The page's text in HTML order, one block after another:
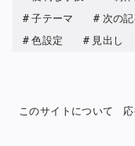
子テーマ
次の
色設定
見出し
このサイトについて